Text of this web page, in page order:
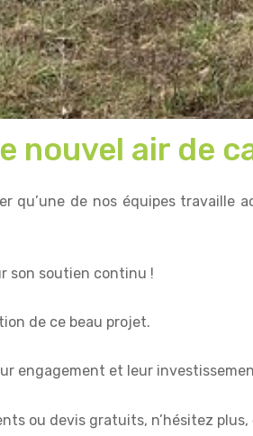
nouvel air de
qu’une de nos équipes
son soutien continu !
de ce beau projet.
engagement et leur
ou devis gratuits, n’hésitez plus,